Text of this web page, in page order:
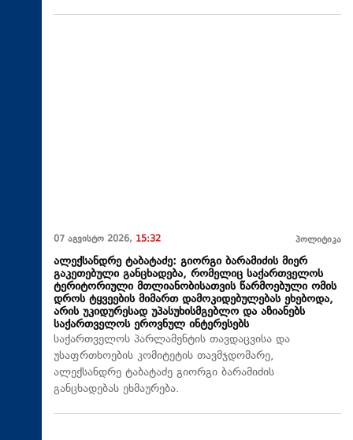
07 აგვისტო 2026, 15:32 პოლიტიკა
ალექსანდრე ტაბატაძე: გიორგი ბარამიძის მიერ
გაკეთებული განცხადება, რომელიც საქართველოს
ტერიტორიული მთლიანობისათვის წარმოებული ომის
დროს ტყვეების მიმართ დამოკიდებულებას ეხებოდა,
არის უკიდურესად უპასუხისმგებლო და აზიანებს
საქართველოს ეროვნულ ინტერესებს
საქართველოს პარლამენტის თავდაცვისა და
უსაფრთხოების კომიტეტის თავმჯდომარე,
ალექსანდრე ტაბატაძე გიორგი ბარამიძის
განცხადებას ეხმაურება.